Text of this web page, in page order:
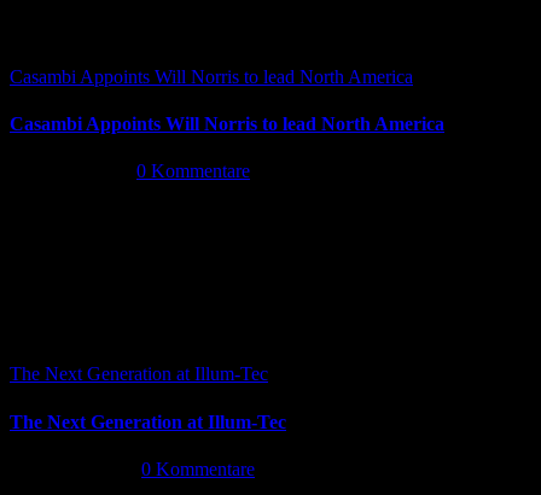
Casambi Appoints Will Norris to lead North America
Casambi Appoints Will Norris to lead North America
0 Kommentare
The Next Generation at Illum-Tec
The Next Generation at Illum-Tec
0 Kommentare